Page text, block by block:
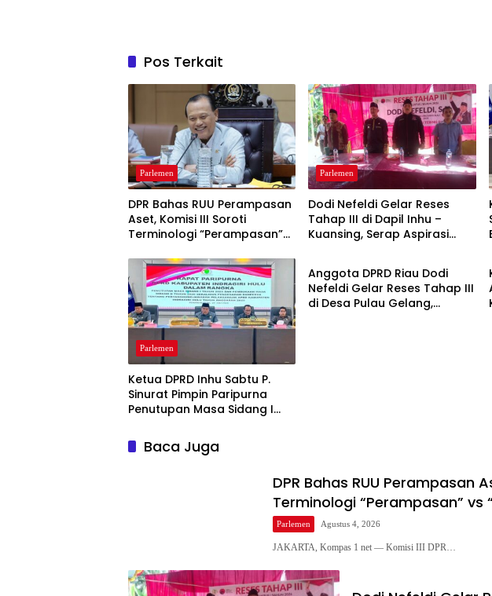
Pos Terkait
Parlemen
DPR Bahas RUU Perampasan
Aset, Komisi III Soroti
Terminologi “Perampasan”
Parlemen
Dodi Nefeldi Gelar Reses
Tahap III di Dapil Inhu –
Kuansing, Serap Aspirasi
Parlemen
Ketua DPRD Inhu Sabtu P.
Sinurat Pimpin Paripurna
Penutupan Masa Sidang I
Pertanggungjawaban APBD
2025
Parlemen
Anggota DPRD Riau Dodi
Nefeldi Gelar Reses Tahap III
di Desa Pulau Gelang,
Baca Juga
DPR Bahas RUU Perampasan
Terminologi “Perampasan” vs
Parlemen Agustus 4, 2026
JAKARTA, Kompas 1 net — Komisi III DPR…